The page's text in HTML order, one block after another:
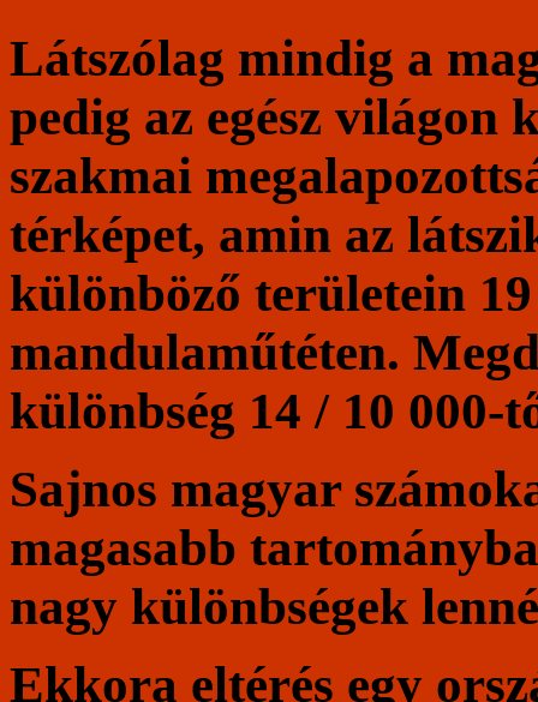
Látszólag mindig a
pedig az egész
szakmai
térképet, amin az
különböző területein
mandulaműtéten.
különbség 14 / 10 000-
Sajnos magyar
magasabb
nagy különbségek
Ekkora eltérés egy